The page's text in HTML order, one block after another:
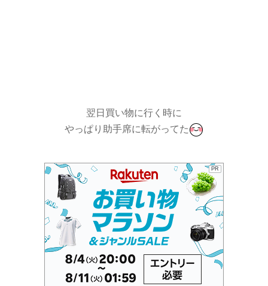
翌日買い物に行く時に
やっぱり助手席に転がってた
PR